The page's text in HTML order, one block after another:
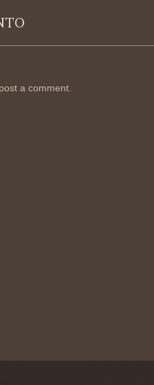
a comment.